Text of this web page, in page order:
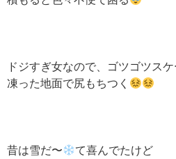
ドジすぎ女なので、ゴツゴツス
凍った地面で尻もちつく
昔は雪だ〜
て喜んでたけど